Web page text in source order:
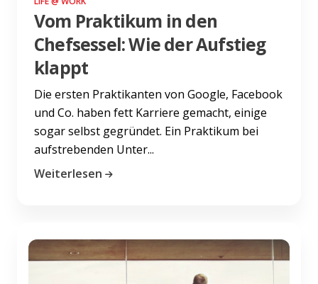
Vom Praktikum in den
Chefsessel: Wie der Aufstieg
klappt
Die ersten Praktikanten von Google, Facebook
und Co. haben fett Karriere gemacht, einige
sogar selbst gegründet. Ein Praktikum bei
aufstrebenden Unter...
Weiterlesen